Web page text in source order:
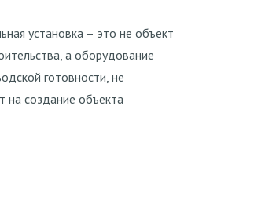
установка – это не объект
а оборудование
готовности, не
на создание объекта